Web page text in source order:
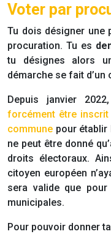
Voter par
Tu dois désigner une
procuration. Tu es
tu désignes alors
démarche se fait d’un
Depuis janvier
forcément être
commune pour établir
ne peut être donné
droits électoraux.
citoyen européen
sera valide que
municipales.
Pour pouvoir donner